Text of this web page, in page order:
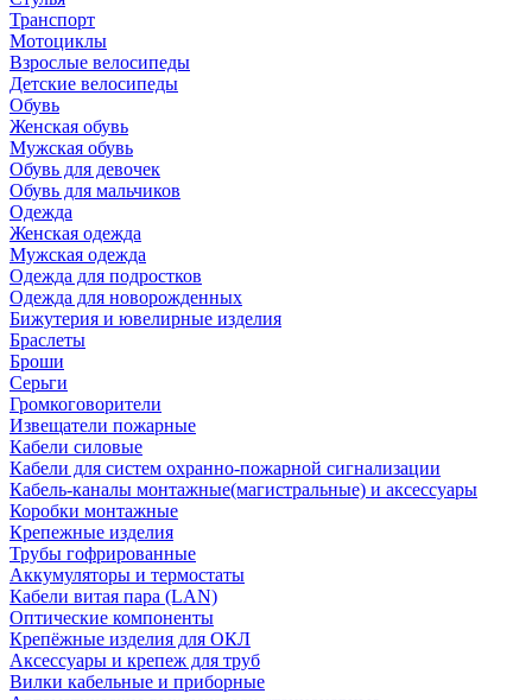
Транспорт
Мотоциклы
Взрослые велосипеды
Детские велосипеды
Обувь
Женская обувь
Мужская обувь
Обувь для девочек
Обувь для мальчиков
Одежда
Женская одежда
Мужская одежда
Одежда для подростков
Одежда для новорожденных
Бижутерия и ювелирные изделия
Браслеты
Броши
Серьги
Громкоговорители
Извещатели пожарные
Кабели силовые
Кабели для систем охранно-пожарной сигнализации
Кабель-каналы монтажные(магистральные) и аксессуары
Коробки монтажные
Крепежные изделия
Трубы гофрированные
Аккумуляторы и термостаты
Кабели витая пара (LAN)
Оптические компоненты
Крепёжные изделия для ОКЛ
Аксессуары и крепеж для труб
Вилки кабельные и приборные